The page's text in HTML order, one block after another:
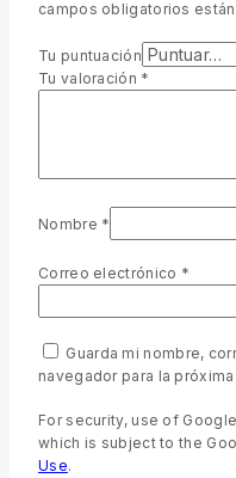
campos obligatorios
Tu puntuación
Tu valoración *
Nombre *
Correo electrónico *
Guarda mi nombre,
navegador para la
For security, use of
which is subject to the
Use.